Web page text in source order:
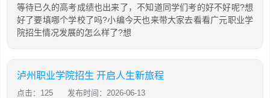
等待已久的高考成绩也出来了，不知道同学们考的好不好呢?想
好了要填哪个学校了吗?小编今天也来带大家去看看广元职业学
院招生情况发展的怎么样了?想
泸州职业学院招生 开启人生新旅程
点击：125 发布时间：2026-06-13